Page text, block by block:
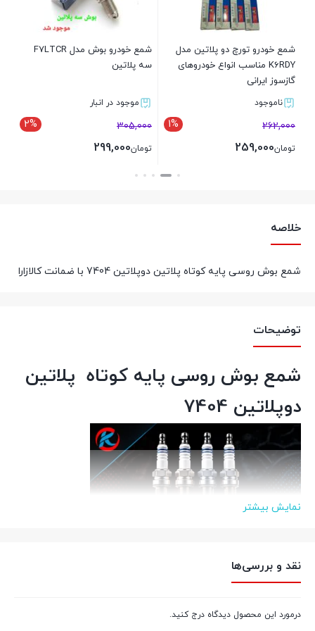
شمع خودرو تورچ دو پلاتین مدل
K6RDY مناسب انواع خودروهای
گازسوز ایرانی
ناموجود
1% 262,000
تومان259,000
شمع خودرو بوش مدل F7LTCR
سه پلاتین
موجود در انبار
2% 305,000
تومان299,000
خلاصه
شمع بوش روسی پایه کوتاه پلاتین دوپلاتین 7404 با ضمانت کالازارا
توضیحات
شمع بوش روسی پایه کوتاه پلاتین
دوپلاتین 7404
کالازارا
به قلب اتومبیل‌تان با شمع‌های بوش اصل کالازارا جرقه بزنید
نمایش بیشتر
نقد و بررسی‌ها
درمورد این محصول دیدگاه درج کنید.